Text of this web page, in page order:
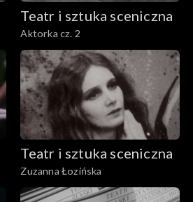
Teatr i sztuka sceniczna
Aktorka cz. 2
Teatr i sztuka sceniczna
Zuzanna Łozińska